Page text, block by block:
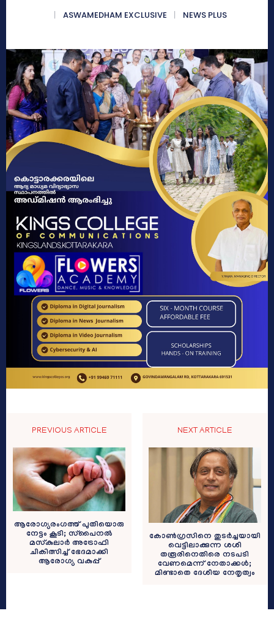
ASWAMEDHAM EXCLUSIVE
NEWS PLUS
PREVIOUS ARTICLE
ആരോഗ്യരംഗത്ത് പുതിയൊരു
നേട്ടം കൂടി; സ്‌പൈനല്‍
മസ്‌കുലാര്‍ അട്രോഫി
ചികിത്സിച്ച് ഭേദമാക്കി
ആരോഗ്യ വകുപ്പ്
NEXT ARTICLE
കോണ്‍ഗ്രസിനെ തുടര്‍ച്ചയായി
വെട്ടിലാക്കുന്ന ശശി
തരൂരിനെതിരെ നടപടി
വേണമെന്ന് നേതാക്കള്‍;
മിണ്ടാതെ ദേശീയ നേതൃത്വം